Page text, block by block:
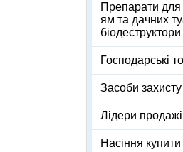
Препарати для
ям та дачних
біодеструктори
Господарські
Засоби
Лідери
Насіння